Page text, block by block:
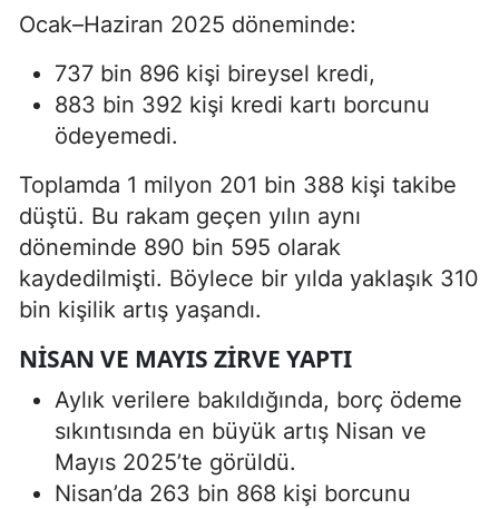
Ocak–Haziran 2025 döneminde:
737 bin 896 kişi bireysel kredi,
883 bin 392 kişi kredi kartı borcunu
ödeyemedi.
Toplamda 1 milyon 201 bin 388 kişi takibe
düştü. Bu rakam geçen yılın aynı
döneminde 890 bin 595 olarak
kaydedilmişti. Böylece bir yılda yaklaşık 310
bin kişilik artış yaşandı.
NISAN VE MAYIS ZIRVE YAPTI
Aylık verilere bakıldığında, borç ödeme
sıkıntısında en büyük artış Nisan ve
Mayıs 2025’te görüldü.
Nisan’da 263 bin 868 kişi borcunu